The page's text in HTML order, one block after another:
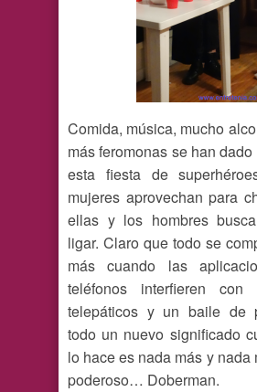
Comida, música, mucho
más feromonas se han
esta fiesta de
mujeres aprovechan para
ellas y los hombres
ligar. Claro que todo se
más cuando las
teléfonos interfieren con
telepáticos y un baile de
todo un nuevo significado
lo hace es nada más y nada
poderoso… Doberman.